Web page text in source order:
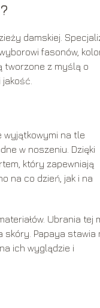
damskiej.
fasonów,
tworzone z myślą o
wyjątkowymi na tle
w noszeniu. Dzięki
który zapewniają
na co dzień, jak i na
Ubrania tej
skóry. Papaya stawia
ich wyglądzie i